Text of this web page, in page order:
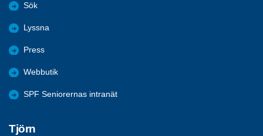
Sök
Lyssna
Press
Webbutik
SPF Seniorernas intranät
Tjörn